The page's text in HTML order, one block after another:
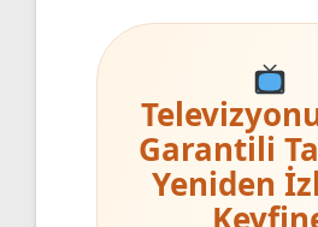
Garantili
Yeniden